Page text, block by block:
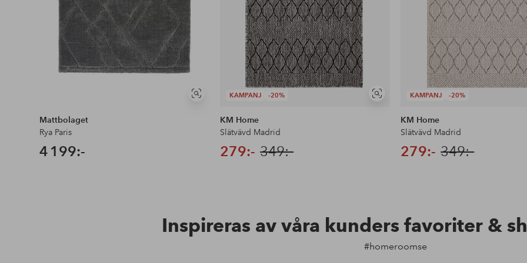
Visa
Mattbolaget
Rya Paris
4 199:-
KAMPANJ -20%
Visa
KM Home
Slätvävd Madrid
279:- 349:-
KAMPANJ -20%
KM Home
Slätvävd Madrid
279:- 349:-
Inspireras av våra kunders favoriter &
#homeroomse